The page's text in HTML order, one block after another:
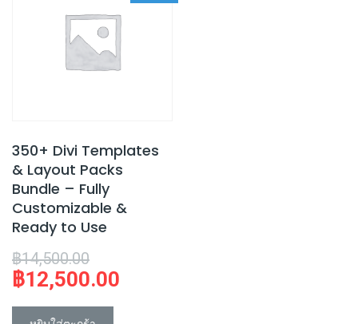
350+ Divi Templates
& Layout Packs
Bundle – Fully
Customizable &
Ready to Use
฿14,500.00
price
฿12,500.00